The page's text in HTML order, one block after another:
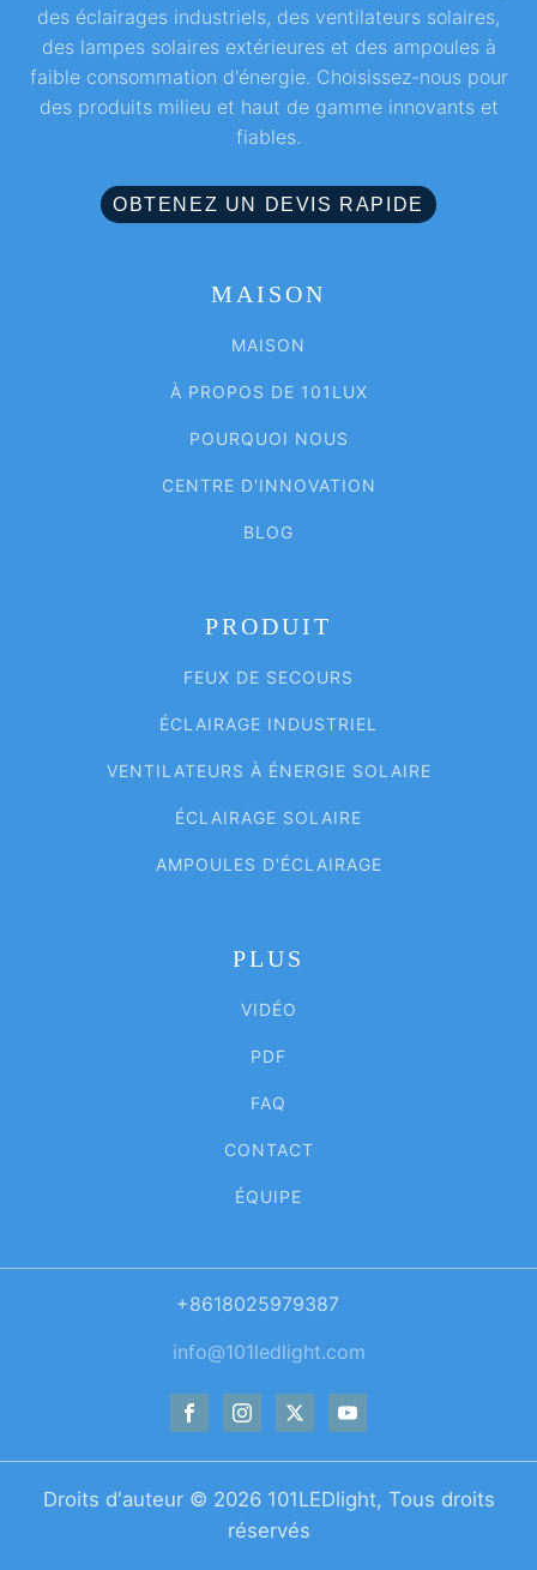
des éclairages industriels, des ventilateurs solaires,
des lampes solaires extérieures et des ampoules à
faible consommation d'énergie. Choisissez-nous pour
des produits milieu et haut de gamme innovants et
fiables.
OBTENEZ UN DEVIS RAPIDE
MAISON
MAISON
À PROPOS DE 101LUX
POURQUOI NOUS
CENTRE D'INNOVATION
BLOG
PRODUIT
FEUX DE SECOURS
ÉCLAIRAGE INDUSTRIEL
VENTILATEURS À ÉNERGIE SOLAIRE
ÉCLAIRAGE SOLAIRE
AMPOULES D'ÉCLAIRAGE
PLUS
VIDÉO
PDF
FAQ
CONTACT
ÉQUIPE
+8618025979387
info@101ledlight.com
Droits d'auteur © 2026101LEDlight, Tous droits
réservés